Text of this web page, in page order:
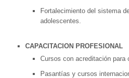
Fortalecimiento del sistema
adolescentes.
CAPACITACION PROFESIONAL
Cursos con acreditación para
Pasantías y cursos